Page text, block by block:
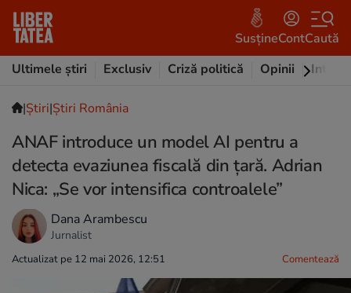
SusțineContCaută
Ultimele știri
Exclusiv Criză politică Opinii
|Ştiri|Știri România
ANAF introduce un model AI pentru a
detecta evaziunea fiscală din țară. Adrian
Nica: „Se vor intensifica controalele”
Dana Arambescu
Jurnalist
Actualizat pe 12 mai 2026, 12:51 Comentează